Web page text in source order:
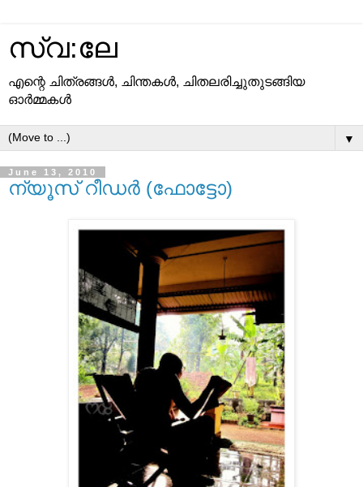
സ്വ:ലേ
എന്റെ ചിത്രങ്ങള്‍, ചിന്തകള്‍, ചിതലരിച്ചുതുടങ്ങിയ
ഓര്‍മ്മകള്‍
▼
June 13, 2010
ന്യൂസ് റീഡര്‍ (ഫോട്ടോ)